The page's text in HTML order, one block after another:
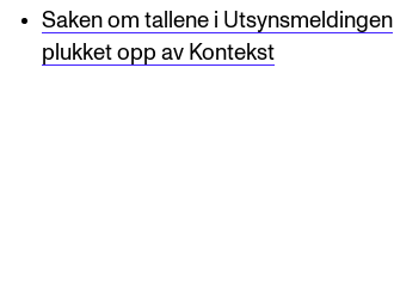
Saken om tallene i Utsynsmeldingen
plukket opp av Kontekst